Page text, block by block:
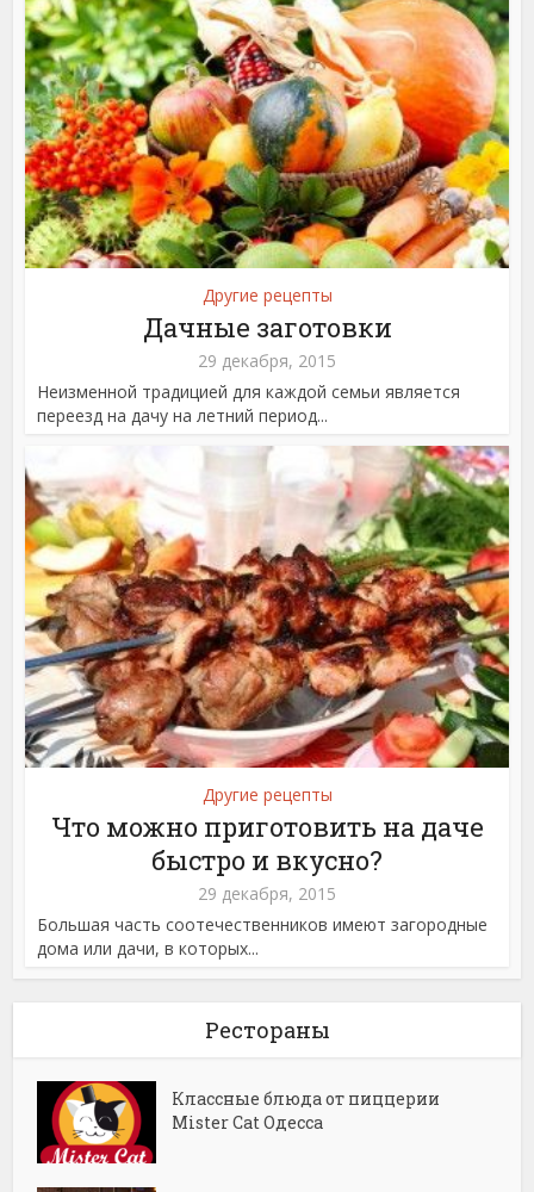
Другие рецепты
Дачные заготовки
29 декабря, 2015
Неизменной традицией для каждой семьи является
переезд на дачу на летний период...
Другие рецепты
Что можно приготовить на даче
быстро и вкусно?
29 декабря, 2015
Большая часть соотечественников имеют загородные
дома или дачи, в которых...
Рестораны
Классные блюда от пиццерии
Mister Cat Одесса